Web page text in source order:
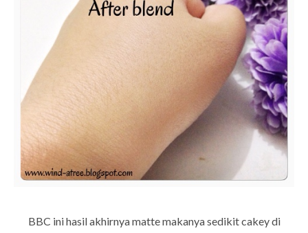
BBC ini hasil akhirnya matte makanya sedikit cakey di